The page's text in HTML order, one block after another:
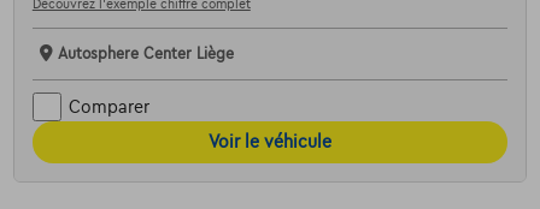
Découvrez l’exemple chiffré complet
Autosphere Center Liège
Comparer
Voir le véhicule